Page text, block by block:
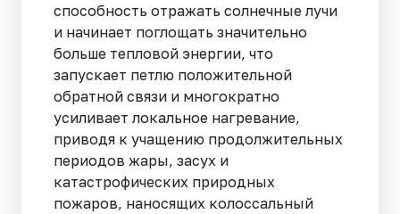
способность отражать солнечные лучи
и начинает поглощать значительно
больше тепловой энергии, что
запускает петлю положительной
обратной связи и многократно
усиливает локальное нагревание,
приводя к учащению продолжительных
периодов жары, засух и
катастрофических природных
пожаров, наносящих колоссальный